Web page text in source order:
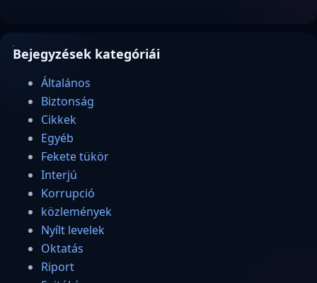
Bejegyzések kategóriái
Általános
Biztonság
Cikkek
Egyéb
Fekete tükör
Interjú
Korrupció
közlemények
Nyílt levelek
Oktatás
Riport